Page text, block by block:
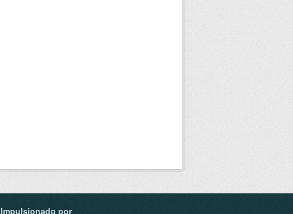
Impulsionado por